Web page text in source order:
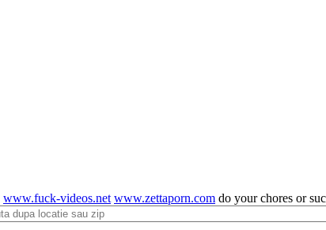
www.fuck-videos.net www.zettaporn.com do your chores or